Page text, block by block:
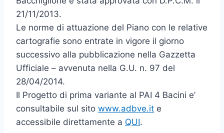
21/11/2013.
Le norme di attuazione del Piano con le relative
cartografie sono entrate in vigore il giorno
successivo alla pubblicazione nella Gazzetta
Ufficiale – avvenuta nella G.U. n. 97 del
28/04/2014.
Il Progetto di prima variante al PAI 4 Bacini e’
consultabile sul sito www.adbve.it e
accessibile direttamente a QUI.